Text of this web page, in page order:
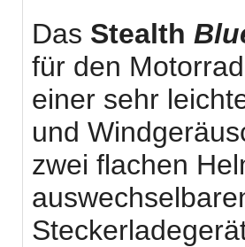
Das Stealth
für den
einer sehr
und
zwei flachen